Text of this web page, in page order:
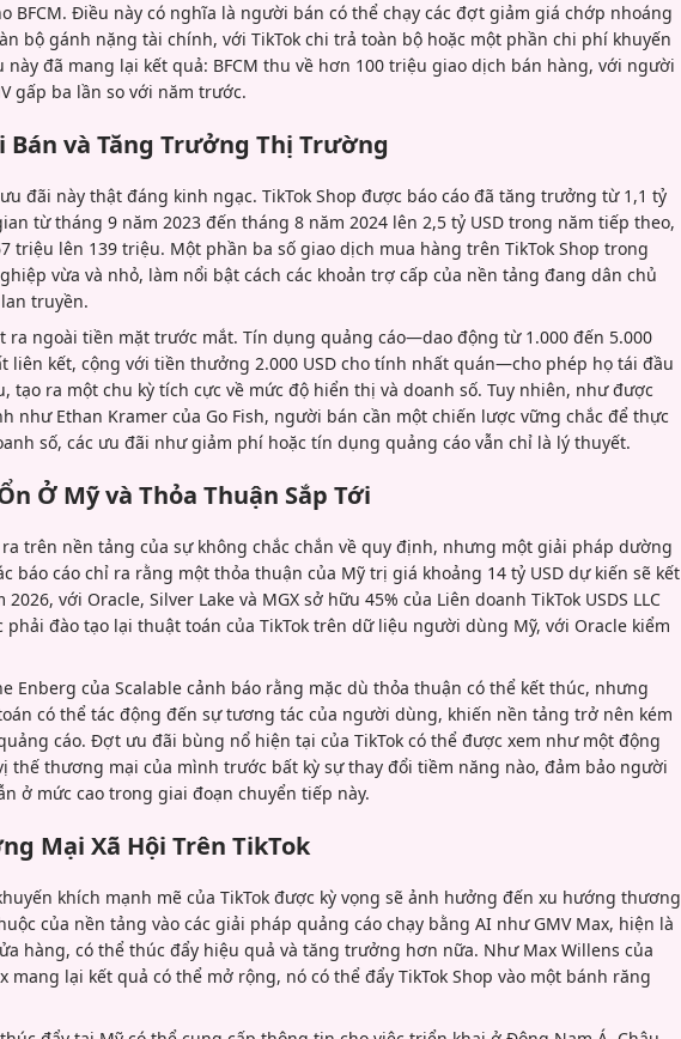
BFCM. Điều này có nghĩa là người bán có thể chạy các đợt giảm giá chớp nhoáng
bộ gánh nặng tài chính, với TikTok chi trả toàn bộ hoặc một phần chi phí khuyến
đã mang lại kết quả: BFCM thu về hơn 100 triệu giao dịch bán hàng, với người
gấp ba lần so với năm trước.
và Tăng Trưởng Thị Trường
đãi này thật đáng kinh ngạc. TikTok Shop được báo cáo đã tăng trưởng từ 1,1 tỷ
từ tháng 9 năm 2023 đến tháng 8 năm 2024 lên 2,5 tỷ USD trong năm tiếp theo,
triệu lên 139 triệu. Một phần ba số giao dịch mua hàng trên TikTok Shop trong
vừa và nhỏ, làm nổi bật cách các khoản trợ cấp của nền tảng đang dân chủ
truyền.
ngoài tiền mặt trước mắt. Tín dụng quảng cáo—dao động từ 1.000 đến 5.000
liên kết, cộng với tiền thưởng 2.000 USD cho tính nhất quán—cho phép họ tái đầu
tạo ra một chu kỳ tích cực về mức độ hiển thị và doanh số. Tuy nhiên, như được
như Ethan Kramer của Go Fish, người bán cần một chiến lược vững chắc để thực
số, các ưu đãi như giảm phí hoặc tín dụng quảng cáo vẫn chỉ là lý thuyết.
Ở Mỹ và Thỏa Thuận Sắp Tới
trên nền tảng của sự không chắc chắn về quy định, nhưng một giải pháp dường
báo cáo chỉ ra rằng một thỏa thuận của Mỹ trị giá khoảng 14 tỷ USD dự kiến sẽ kết
với Oracle, Silver Lake và MGX sở hữu 45% của Liên doanh TikTok USDS LLC
đào tạo lại thuật toán của TikTok trên dữ liệu người dùng Mỹ, với Oracle kiểm
Enberg của Scalable cảnh báo rằng mặc dù thỏa thuận có thể kết thúc, nhưng
có thể tác động đến sự tương tác của người dùng, khiến nền tảng trở nên kém
cáo. Đợt ưu đãi bùng nổ hiện tại của TikTok có thể được xem như một động
thế thương mại của mình trước bất kỳ sự thay đổi tiềm năng nào, đảm bảo người
ở mức cao trong giai đoạn chuyển tiếp này.
Mại Xã Hội Trên TikTok
khích mạnh mẽ của TikTok được kỳ vọng sẽ ảnh hưởng đến xu hướng thương
của nền tảng vào các giải pháp quảng cáo chạy bằng AI như GMV Max, hiện là
hàng, có thể thúc đẩy hiệu quả và tăng trưởng hơn nữa. Như Max Willens của
mang lại kết quả có thể mở rộng, nó có thể đẩy TikTok Shop vào một bánh răng